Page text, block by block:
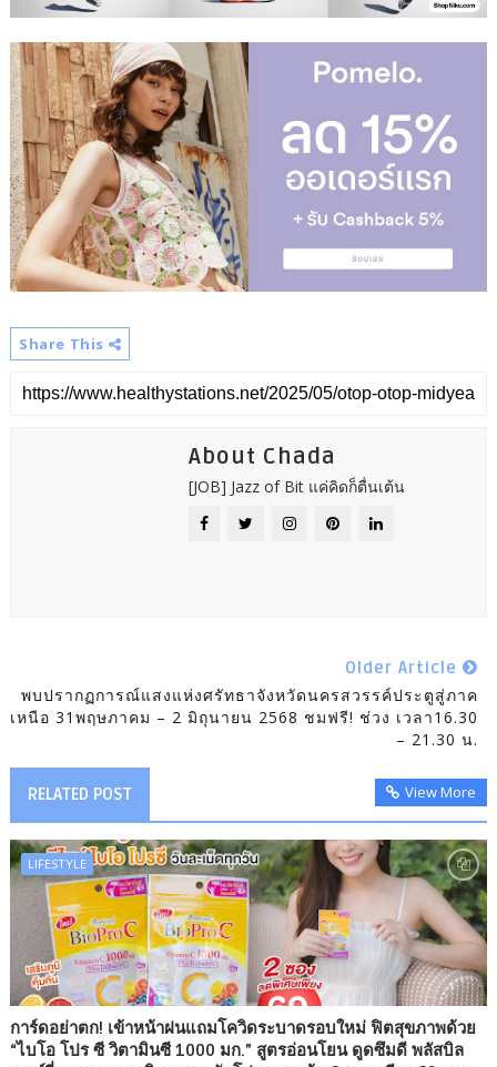
Share This
About Chada
[JOB] Jazz of Bit แค่คิดก็ตื่นเต้น
Older Article
พบปรากฏการณ์แสงแห่งศรัทธาจังหวัดนครสวรรค์ประตูสู่ภาค
เหนือ 31พฤษภาคม – 2 มิถุนายน 2568 ชมฟรี! ช่วง เวลา16.30
– 21.30 น.
RELATED POST View More
LIFESTYLE
การ์ดอย่าตก! เข้าหน้าฝนแถมโควิดระบาดรอบใหม่ ฟิตสุขภาพด้วย
“ไบโอ โปร ซี วิตามินซี 1000 มก.” สูตรอ่อนโยน ดูดซึมดี พลัสบิล